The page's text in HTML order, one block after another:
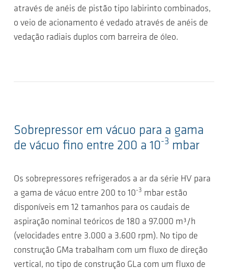
através de anéis de pistão tipo labirinto combinados,
o veio de acionamento é vedado através de anéis de
vedação radiais duplos com barreira de óleo.
Sobrepressor em vácuo para a gama
de vácuo fino entre 200 a 10-3 mbar
Os sobrepressores refrigerados a ar da série HV para
a gama de vácuo entre 200 to 10-3 mbar estão
disponíveis em 12 tamanhos para os caudais de
aspiração nominal teóricos de 180 a 97.000 m³/h
(velocidades entre 3.000 a 3.600 rpm). No tipo de
construção GMa trabalham com um fluxo de direção
vertical, no tipo de construção GLa com um fluxo de